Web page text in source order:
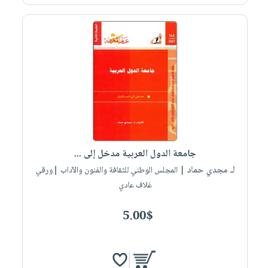
جامعة الدول العربية مدخل إلى ...
لـ مجدي حماد | المجلس الوطني للثقافة والفنون والآداب |ورقي
غلاف عادي
5.00$